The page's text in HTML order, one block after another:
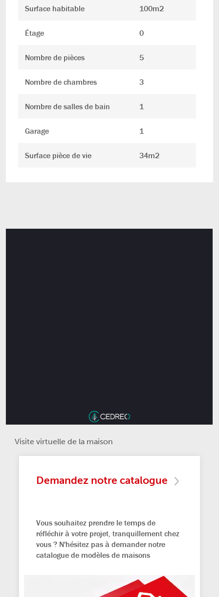
Surface habitable 100m2
Étage 0
Nombre de pièces 5
Nombre de chambres 3
Nombre de salles de bain 1
Garage 1
Surface pièce de vie 34m2
Visite virtuelle de la maison
Demandez notre catalogue
Vous souhaitez prendre le temps de
réfléchir à votre projet, tranquillement chez
vous ? N'hésitez pas à demander notre
catalogue de modèles de maisons